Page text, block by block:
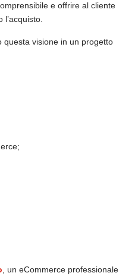
e offrire al cliente
l’acquisto.
questa visione in un progetto
, un eCommerce professionale